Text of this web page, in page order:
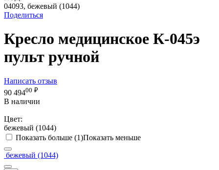
04093, бежевый (1044)
Поделиться
Кресло медицинское К-045э
пульт ручной
Написать отзыв
90 49400 ₽
В наличии
Цвет:
бежевый (1044)
Показать больше (1)Показать меньше
бежевый (1044)